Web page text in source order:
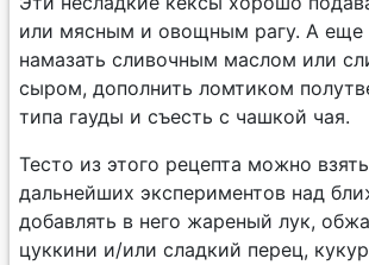
или мясным и овощным рагу. А еще
намазать сливочным маслом или
сыром, дополнить ломтиком
типа гауды и съесть с чашкой чая.
Тесто из этого рецепта можно
дальнейших экспериментов над
добавлять в него жареный лук,
цуккини и/или сладкий перец,